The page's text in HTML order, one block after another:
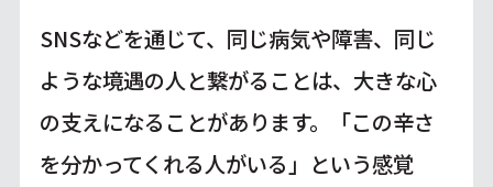
SNSなどを通じて、同じ病気や障害、同じ
ような境遇の人と繋がることは、大きな心
の支えになることがあります。「この辛さ
を分かってくれる人がいる」という感覚